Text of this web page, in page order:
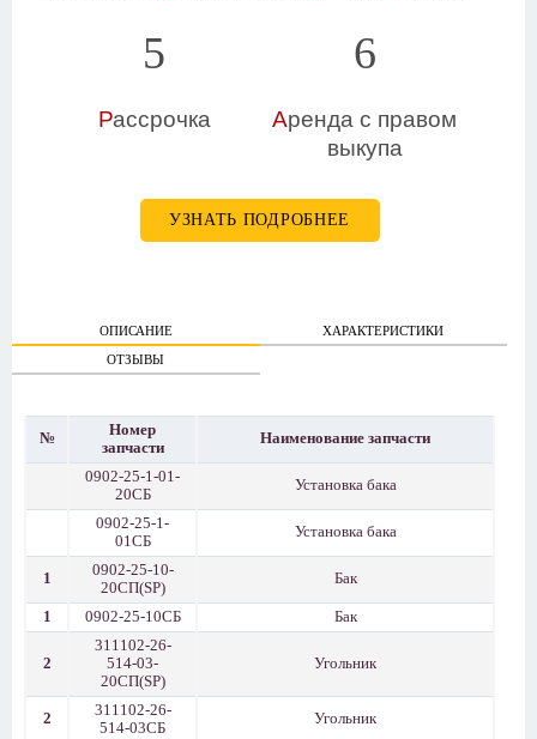
5
Рассрочка
6
Аренда с правом
выкупа
УЗНАТЬ ПОДРОБНЕЕ
ОПИСАНИЕ
ХАРАКТЕРИСТИКИ
ОТЗЫВЫ
№
Номер
запчасти
Наименование запчасти
0902-25-1-01-
20СБ
Установка бака
0902-25-1-
01СБ
Установка бака
1
0902-25-10-
20СП(SP)
Бак
1 0902-25-10СБ Бак
2
311102-26-
514-03-
20СП(SP)
Угольник
2
311102-26-
514-03СБ
Угольник